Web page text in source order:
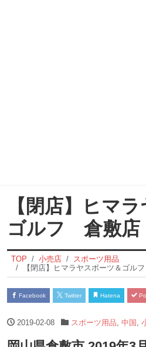
【閉店】ヒマ
ゴルフ 倉敷店
TOP 小売店
スポーツ用品
【閉店】ヒマラヤスポーツ＆ゴル
Facebook Twitter Hatena
2019-02-08 スポーツ用品 中国